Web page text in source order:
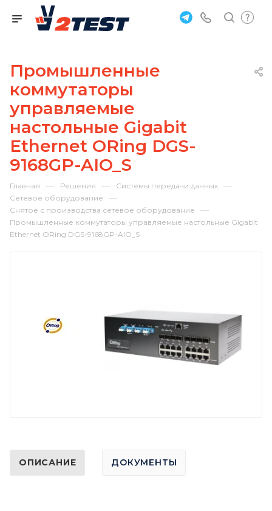
Промышленные
коммутаторы
управляемые
настольные Gigabit
Ethernet ORing DGS-
9168GP-AIO_S
Главная — Решения — Системы передачи данных —
Сетевое оборудование —
Снятое с производства сетевое оборудование —
Промышленные коммутаторы управляемые настольные Gigabit
Ethernet ORing DGS-9168GP-AIO_S
ОПИСАНИЕ ДОКУМЕНТЫ